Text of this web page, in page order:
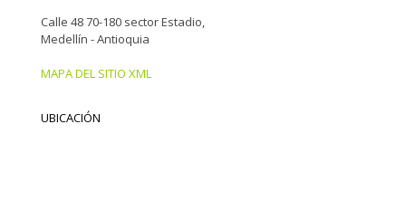
Calle 48 70-180 sector Estadio,
Medellín - Antioquia
MAPA DEL SITIO XML
UBICACIÓN